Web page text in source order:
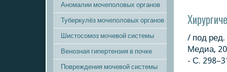
Аномалии мочеполовых органов
Туберкулёз мочеполовых органов
Шистосомоз мочевой системы
Венозная гипертензия в почке
Повреждения мочевой системы
/ пοд
Медиа,
- С.